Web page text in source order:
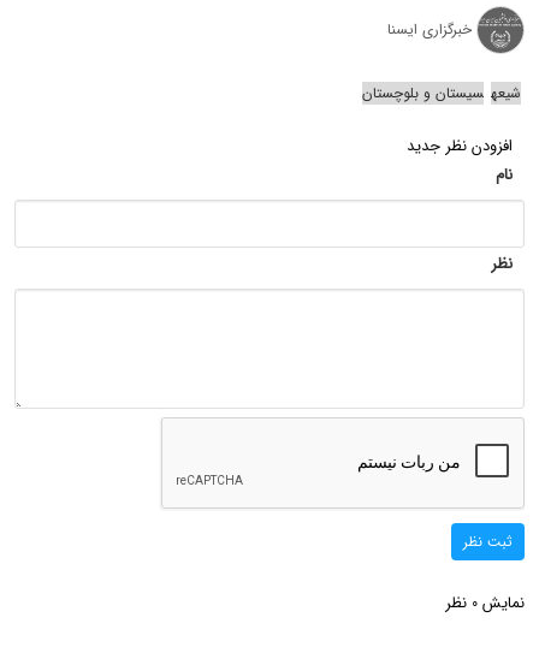
خبرگزاری ایسنا
شیعه سیستان و بلوچستان
افزودن نظر جدید
نام
نظر
ثبت نظر
نمایش 0 نظر